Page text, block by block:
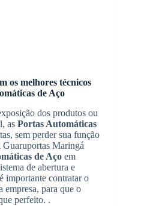
os melhores técnicos
de Aço
dos produtos ou
as Portas Automáticas
sem perder sua função
Maringá
de Aço em
de abertura e
importante contratar o
empresa, para que o
perfeito. .